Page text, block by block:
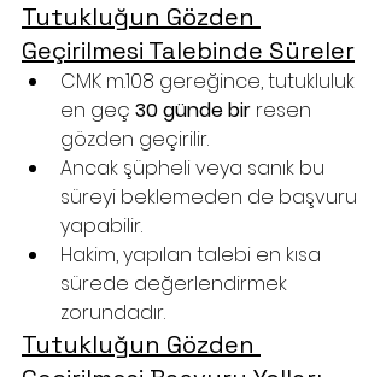
Tutukluğun Gözden
Geçirilmesi Talebinde Süreler
CMK m.108 gereğince, tutukluluk
en geç 30 günde bir resen
gözden geçirilir.
Ancak şüpheli veya sanık bu
süreyi beklemeden de başvuru
yapabilir.
Hakim, yapılan talebi en kısa
sürede değerlendirmek
zorundadır.
Tutukluğun Gözden